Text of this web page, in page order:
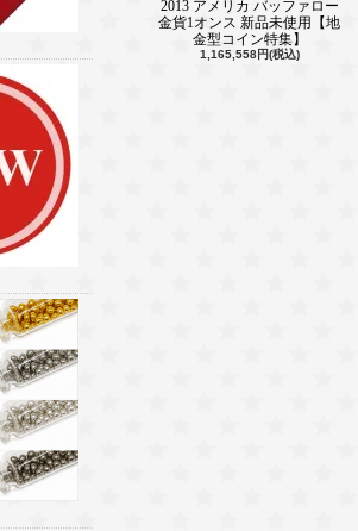
2013 アメリカ バッファロー
金貨1オンス 新品未使用【地
金型コイン特集】
1,165,558円(税込)